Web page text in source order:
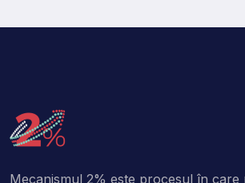
Mecanismul 2% este procesul în care